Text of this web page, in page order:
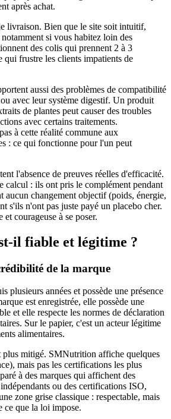
après achat.
livraison. Bien que le site soit intuitif,
si vous habitez loin des
des colis qui prennent 2 à 3
qui frustre les clients impatients de
aussi des problèmes de compatibilité
avec leur système digestif. Un produit
de plantes peut causer des troubles
avec certains traitements.
à cette réalité commune aux
: ce qui fonctionne pour l'un peut
l'absence de preuves réelles d'efficacité.
calcul : ils ont pris le complément pendant
aucun changement objectif (poids, énergie,
s'ils n'ont pas juste payé un placebo cher.
courageuse à se poser.
il fiable et légitime ?
de la marque
plusieurs années et possède une présence
est enregistrée, elle possède une
et elle respecte les normes de déclaration
Sur le papier, c'est un acteur légitime
alimentaires.
plus mitigé. SMNutrition affiche quelques
mais pas les certifications les plus
à des marques qui affichent des
ou des certifications ISO,
zone grise classique : respectable, mais
ce que la loi impose.